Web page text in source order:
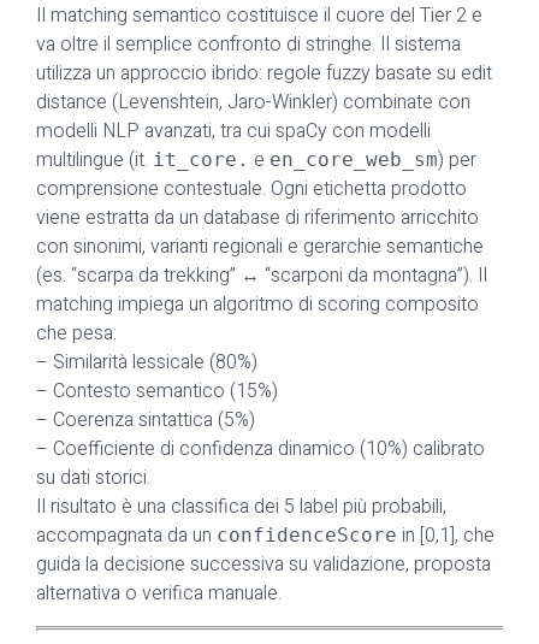
Il matching semantico costituisce il cuore del Tier 2 e
va oltre il semplice confronto di stringhe. Il sistema
utilizza un approccio ibrido: regole fuzzy basate su edit
distance (Levenshtein, Jaro-Winkler) combinate con
modelli NLP avanzati, tra cui spaCy con modelli
multilingue (it. it_core. e en_core_web_sm) per
comprensione contestuale. Ogni etichetta prodotto
viene estratta da un database di riferimento arricchito
con sinonimi, varianti regionali e gerarchie semantiche
(es. “scarpa da trekking” ↔ “scarponi da montagna”). Il
matching impiega un algoritmo di scoring composito
che pesa:
– Similarità lessicale (80%)
– Contesto semantico (15%)
– Coerenza sintattica (5%)
– Coefficiente di confidenza dinamico (10%) calibrato
su dati storici.
Il risultato è una classifica dei 5 label più probabili,
accompagnata da un confidenceScore in [0,1], che
guida la decisione successiva su validazione, proposta
alternativa o verifica manuale.